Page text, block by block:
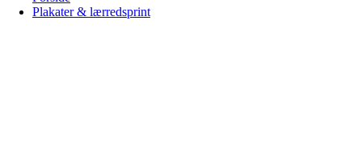
Plakater & lærredsprint